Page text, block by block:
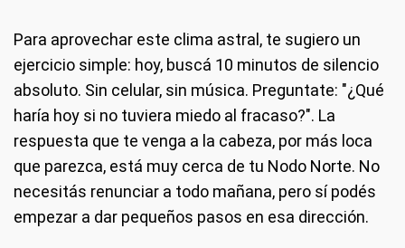
Para aprovechar este clima astral, te sugiero un
ejercicio simple: hoy, buscá 10 minutos de silencio
absoluto. Sin celular, sin música. Preguntate: "¿Qué
haría hoy si no tuviera miedo al fracaso?". La
respuesta que te venga a la cabeza, por más loca
que parezca, está muy cerca de tu Nodo Norte. No
necesitás renunciar a todo mañana, pero sí podés
empezar a dar pequeños pasos en esa dirección.